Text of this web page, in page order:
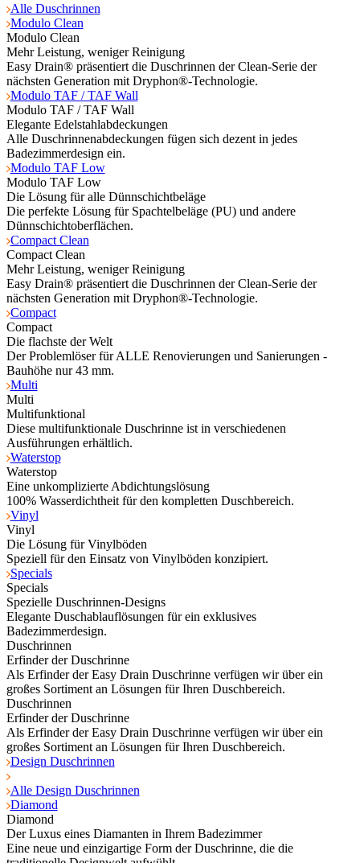
Alle Duschrinnen
Modulo Clean
Modulo Clean
Mehr Leistung, weniger Reinigung
Easy Drain® präsentiert die Duschrinnen der Clean-Serie der
nächsten Generation mit Dryphon®-Technologie.
Modulo TAF / TAF Wall
Modulo TAF / TAF Wall
Elegante Edelstahlabdeckungen
Alle Duschrinnenabdeckungen fügen sich dezent in jedes
Badezimmerdesign ein.
Modulo TAF Low
Modulo TAF Low
Die Lösung für alle Dünnschichtbeläge
Die perfekte Lösung für Spachtelbeläge (PU) und andere
Dünnschichtoberflächen.
Compact Clean
Compact Clean
Mehr Leistung, weniger Reinigung
Easy Drain® präsentiert die Duschrinnen der Clean-Serie der
nächsten Generation mit Dryphon®-Technologie.
Compact
Compact
Die flachste der Welt
Der Problemlöser für ALLE Renovierungen und Sanierungen -
Bauhöhe nur 43 mm.
Multi
Multi
Multifunktional
Diese multifunktionale Duschrinne ist in verschiedenen
Ausführungen erhältlich.
Waterstop
Waterstop
Eine unkomplizierte Abdichtungslösung
100% Wasserdichtheit für den kompletten Duschbereich.
Vinyl
Vinyl
Die Lösung für Vinylböden
Speziell für den Einsatz von Vinylböden konzipiert.
Specials
Specials
Spezielle Duschrinnen-Designs
Elegante Duschablauflösungen für ein exklusives
Badezimmerdesign.
Duschrinnen
Erfinder der Duschrinne
Als Erfinder der Easy Drain Duschrinne verfügen wir über ein
großes Sortiment an Lösungen für Ihren Duschbereich.
Duschrinnen
Erfinder der Duschrinne
Als Erfinder der Easy Drain Duschrinne verfügen wir über ein
großes Sortiment an Lösungen für Ihren Duschbereich.
Design Duschrinnen
Alle Design Duschrinnen
Diamond
Diamond
Der Luxus eines Diamanten in Ihrem Badezimmer
Eine neue und einzigartige Form der Duschrinne, die die